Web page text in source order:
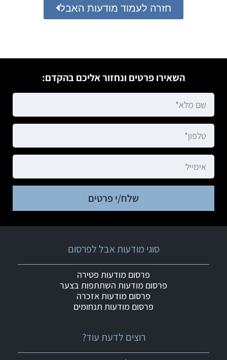
חזרה לעמוד מודעות האבל
השאירו פרטים ונחזור אליכם בהקדם:
שלח/י פרטים
רוצים לדעת עוד?
סוגי מודעות אבל לפרסום
פרסום מודעות פטירה
פרסום מודעות השתתפות בצער
פרסום מודעות אזכרה
פרסום מודעות תנחומים